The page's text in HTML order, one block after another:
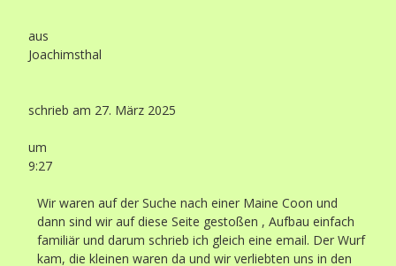
aus
Joachimsthal
schrieb am 27. März 2025
um
9:27
Wir waren auf der Suche nach einer Maine Coon und
dann sind wir auf diese Seite gestoßen , Aufbau einfach
familiär und darum schrieb ich gleich eine email. Der Wurf
kam, die kleinen waren da und wir verliebten uns in den